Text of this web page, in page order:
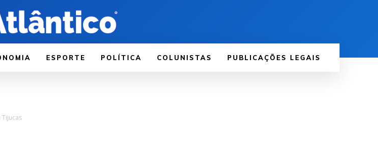
ESPORTE POLÍTICA COLUNISTAS PUBLICAÇÕES LEGAIS